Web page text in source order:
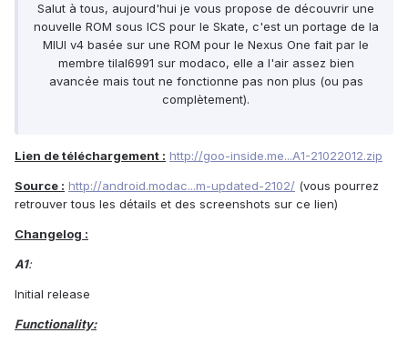
Salut à tous, aujourd'hui je vous propose de découvrir une
nouvelle ROM sous ICS pour le Skate, c'est un portage de la
MIUI v4 basée sur une ROM pour le Nexus One fait par le
membre tilal6991 sur modaco, elle a l'air assez bien
avancée mais tout ne fonctionne pas non plus (ou pas
complètement).
Lien de téléchargement : http://goo-inside.me...A1-21022012.zip
Source : http://android.modac...m-updated-2102/ (vous pourrez
retrouver tous les détails et des screenshots sur ce lien)
Changelog :
A1:
Initial release
Functionality: